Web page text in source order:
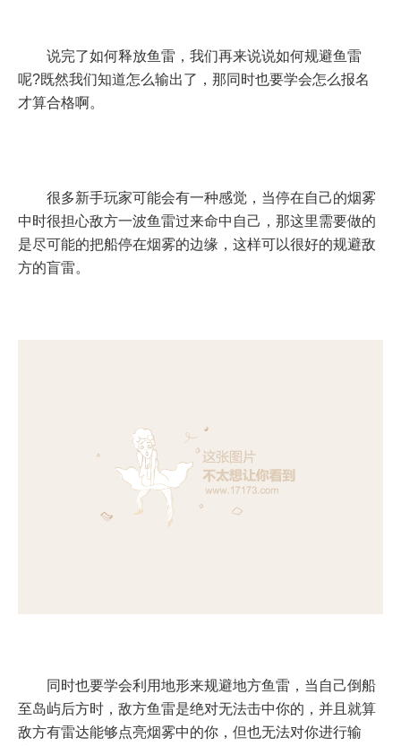
说完了如何释放鱼雷，我们再来说说如何规避鱼雷
呢?既然我们知道怎么输出了，那同时也要学会怎么报名
才算合格啊。
很多新手玩家可能会有一种感觉，当停在自己的烟雾
中时很担心敌方一波鱼雷过来命中自己，那这里需要做的
是尽可能的把船停在烟雾的边缘，这样可以很好的规避敌
方的盲雷。
同时也要学会利用地形来规避地方鱼雷，当自己倒船
至岛屿后方时，敌方鱼雷是绝对无法击中你的，并且就算
敌方有雷达能够点亮烟雾中的你，但也无法对你进行输